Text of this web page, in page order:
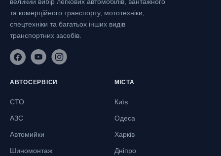
та комерційного транспорту, мототехніки,
спецтехніки та багатьох інших видів
транспортних засобів.
АВТОСЕРВІСИ
СТО
АЗС
Автомийки
Шиномонтаж
МІСТА
Київ
Одеса
Харків
Дніпро